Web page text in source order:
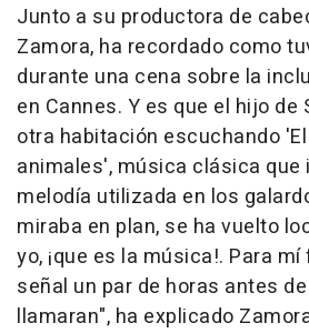
Junto a su productora de
Zamora, ha recordado como
durante una cena sobre la
en Cannes. Y es que el hijo de
otra habitación escuchando
animales', música clásica que
melodía utilizada en los
miraba en plan, se ha vuelto
yo, ¡que es la música!. Para
señal un par de horas antes
llamaran", ha explicado